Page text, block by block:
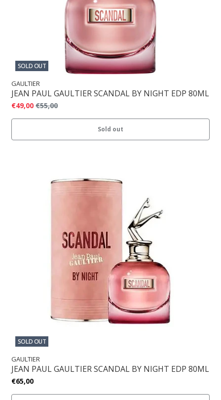
SOLD OUT
GAULTIER
JEAN PAUL GAULTIER SCANDAL BY NIGHT EDP 80ML
€49,00 €55,00
Sold out
SOLD OUT
GAULTIER
JEAN PAUL GAULTIER SCANDAL BY NIGHT EDP 80ML
€65,00